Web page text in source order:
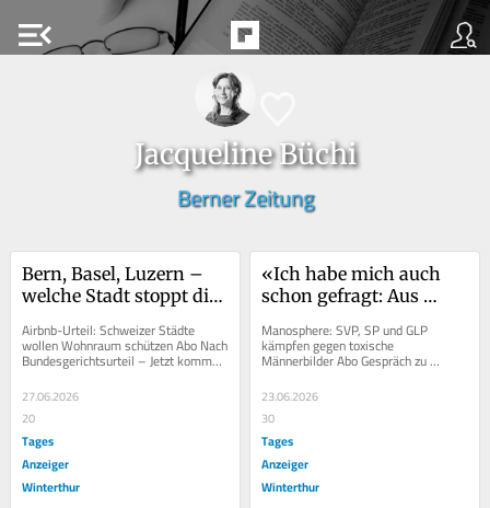
menu_open
Jacqueline Büchi
Berner Zeitung
Bern, Basel, Luzern –
welche Stadt stoppt die
als Nächstes?
Airbnb-Urteil: Schweizer Städte
wollen Wohnraum schützen Abo Nach
Bundesgerichtsurteil – Jetzt kommen
Business Apartments in der ganzen
Schweiz...
27.06.2026
20
Tages
Anzeiger
Winterthur
«Ich habe mich auch
schon gefragt: Aus
kam dieser Gedanke
jetzt?»
Manosphere: SVP, SP und GLP
kämpfen gegen toxische
Männerbilder Abo Gespräch zu
schwierigen Männerbildern – «Ich
habe mich auch schon gefragt:...
23.06.2026
30
Tages
Anzeiger
Winterthur